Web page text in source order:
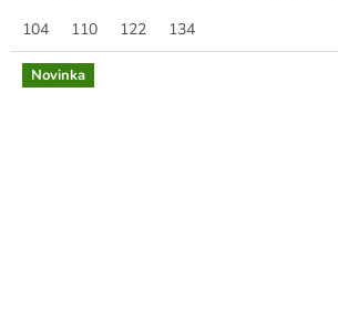
104
110 122 134
Novinka